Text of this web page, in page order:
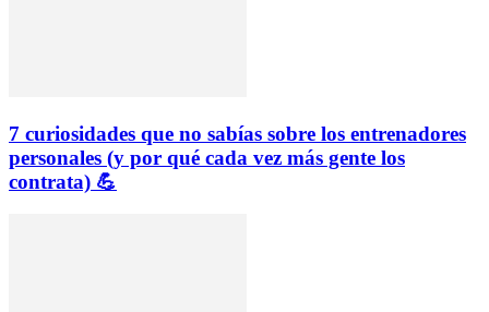
7 curiosidades que no sabías sobre los entrenadores
personales (y por qué cada vez más gente los
contrata) 💪